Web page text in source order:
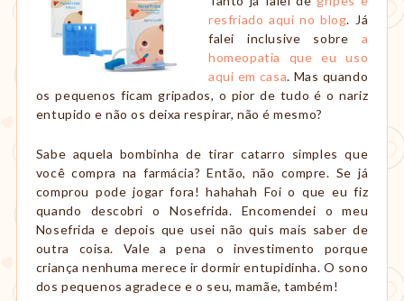
amamentação,
Montessori,
resfriado aqui no blog. Já
falei inclusive sobre a
homeopatia que eu uso
aqui em casa. Mas quando
os pequenos ficam gripados, o pior de tudo é o nariz
entupido e não os deixa respirar, não é mesmo?
Sabe aquela bombinha de tirar catarro simples que
você compra na farmácia? Então, não compre. Se já
comprou pode jogar fora! hahahah Foi o que eu fiz
quando descobri o Nosefrida. Encomendei o meu
Nosefrida e depois que usei não quis mais saber de
outra coisa. Vale a pena o investimento porque
criança nenhuma merece ir dormir entupidinha. O sono
dos pequenos agradece e o seu, mamãe, também!